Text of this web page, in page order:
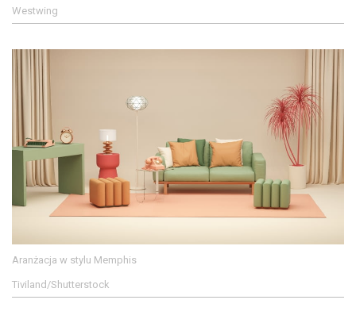
Westwing
Aranżacja w stylu Memphis
Tiviland/Shutterstock